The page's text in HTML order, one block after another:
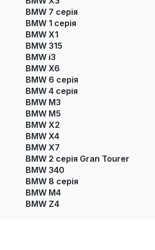
BMW 7 серія
BMW 1 серія
BMW X1
BMW 315
BMW i3
BMW X6
BMW 6 серія
BMW 4 серія
BMW M3
BMW M5
BMW X2
BMW X4
BMW X7
BMW 2 серія Gran Tourer
BMW 340
BMW 8 серія
BMW M4
BMW Z4